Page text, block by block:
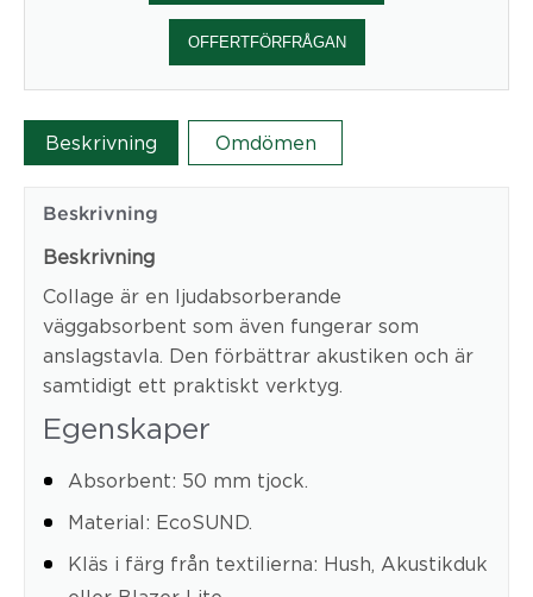
OFFERTFÖRFRÅGAN
Beskrivning Omdömen
Beskrivning
Beskrivning
Collage är en ljudabsorberande
väggabsorbent som även fungerar som
anslagstavla. Den förbättrar akustiken och är
samtidigt ett praktiskt verktyg.
Egenskaper
Absorbent: 50 mm tjock.
Material: EcoSUND.
Kläs i färg från textilierna: Hush, Akustikduk